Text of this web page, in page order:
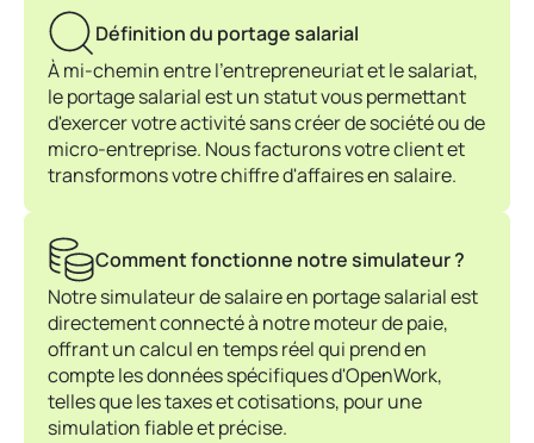
Définition du portage salarial
À mi-chemin entre l'entrepreneuriat et le salariat,
le portage salarial est un statut vous permettant
d'exercer votre activité sans créer de société ou de
micro-entreprise. Nous facturons votre client et
transformons votre chiffre d'affaires en salaire.
Comment fonctionne notre simulateur ?
Notre simulateur de salaire en portage salarial est
directement connecté à notre moteur de paie,
offrant un calcul en temps réel qui prend en
compte les données spécifiques d'OpenWork,
telles que les taxes et cotisations, pour une
simulation fiable et précise.